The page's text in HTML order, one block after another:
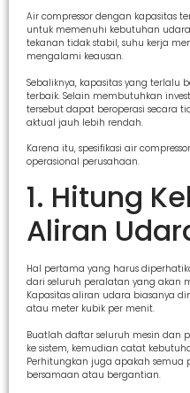
Air compressor dengan kapasitas
untuk memenuhi kebutuhan
tekanan tidak stabil, suhu kerja
mengalami keausan.
Sebaliknya, kapasitas yang
terbaik. Selain membutuhkan
tersebut dapat beroperasi secara
aktual jauh lebih rendah.
Karena itu, spesifikasi air
operasional perusahaan.
1. Hitung
Aliran
Hal pertama yang harus
dari seluruh peralatan yang akan
Kapasitas aliran udara biasanya
atau meter kubik per menit.
Buatlah daftar seluruh mesin dan
ke sistem, kemudian catat
Perhitungkan juga apakah semua
bersamaan atau bergantian.